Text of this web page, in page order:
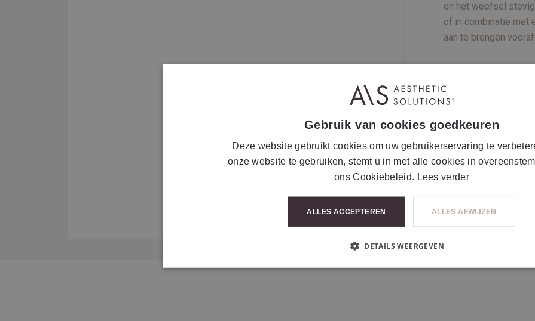
en het weefsel
of in combinatie met
aan te brengen
TOEPASSING
RESULTATEN
Gebruik van cookies goedkeuren
Deze website gebruikt cookies om uw gebruikerservaring te
onze website te gebruiken, stemt u in met alle cookies in
ons Cookiebeleid.
Lees verder
ALLES ACCEPTEREN ALLES AFWIJZEN
DETAILS WEERGEVEN